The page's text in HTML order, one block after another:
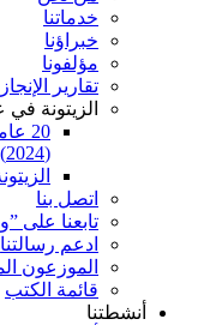
خدماتنا
خبراؤنا
مؤلفونا
تقارير
الزيتونة في
20
(2024)
اتصل بنا
تابعنا على
ادعم رسالتنا
الموزعون
قائمة الكتب
أنشطتنا